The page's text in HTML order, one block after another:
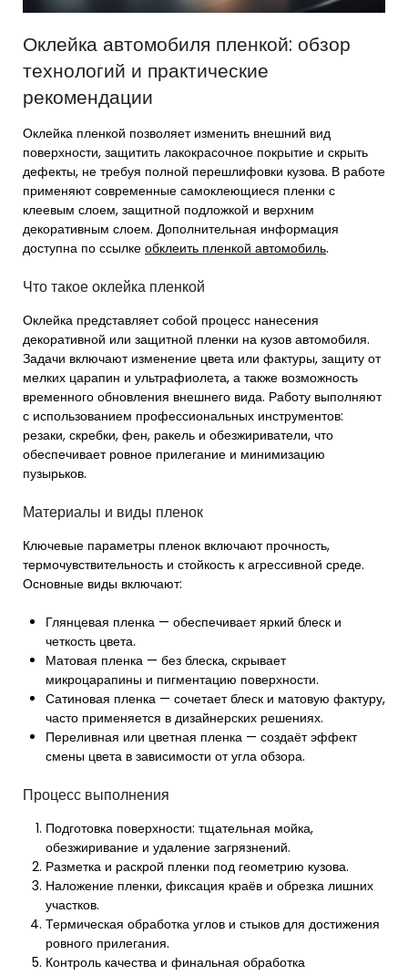
Оклейка автомобиля пленкой: обзор
технологий и практические
рекомендации
Оклейка пленкой позволяет изменить внешний вид
поверхности, защитить лакокрасочное покрытие и скрыть
дефекты, не требуя полной перешлифовки кузова. В работе
применяют современные самоклеющиеся пленки с
клеевым слоем, защитной подложкой и верхним
декоративным слоем. Дополнительная информация
доступна по ссылке обклеить пленкой автомобиль.
Что такое оклейка пленкой
Оклейка представляет собой процесс нанесения
декоративной или защитной пленки на кузов автомобиля.
Задачи включают изменение цвета или фактуры, защиту от
мелких царапин и ультрафиолета, а также возможность
временного обновления внешнего вида. Работу выполняют
с использованием профессиональных инструментов:
резаки, скребки, фен, ракель и обезжириватели, что
обеспечивает ровное прилегание и минимизацию
пузырьков.
Материалы и виды пленок
Ключевые параметры пленок включают прочность,
термочувствительность и стойкость к агрессивной среде.
Основные виды включают:
Глянцевая пленка — обеспечивает яркий блеск и
четкость цвета.
Матовая пленка — без блеска, скрывает
микроцарапины и пигментацию поверхности.
Сатиновая пленка — сочетает блеск и матовую фактуру,
часто применяется в дизайнерских решениях.
Переливная или цветная пленка — создаёт эффект
смены цвета в зависимости от угла обзора.
Процесс выполнения
Подготовка поверхности: тщательная мойка,
обезжиривание и удаление загрязнений.
Разметка и раскрой пленки под геометрию кузова.
Наложение пленки, фиксация краёв и обрезка лишних
участков.
Термическая обработка углов и стыков для достижения
ровного прилегания.
Контроль качества и финальная обработка